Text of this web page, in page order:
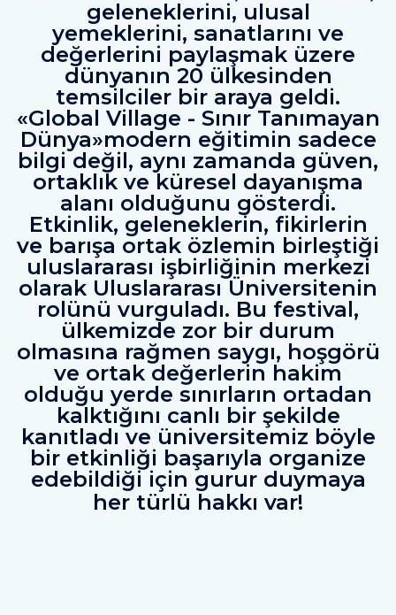
geleneklerini, ulusal
yemeklerini, sanatlarını ve
değerlerini paylaşmak üzere
dünyanın 20 ülkesinden
temsilciler bir araya geldi.
«Global Village - Sınır Tanımayan
Dünya»modern eğitimin sadece
bilgi değil, aynı zamanda güven,
ortaklık ve küresel dayanışma
alanı olduğunu gösterdi.
Etkinlik, geleneklerin, fikirlerin
ve barışa ortak özlemin birleştiği
uluslararası işbirliğinin merkezi
olarak Uluslararası Üniversitenin
rolünü vurguladı. Bu festival,
ülkemizde zor bir durum
olmasına rağmen saygı, hoşgörü
ve ortak değerlerin hakim
olduğu yerde sınırların ortadan
kalktığını canlı bir şekilde
kanıtladı ve üniversitemiz böyle
bir etkinliği başarıyla organize
edebildiği için gurur duymaya
her türlü hakkı var!